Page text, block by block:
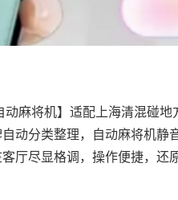
动麻将机】适配上海清混碰
动分类整理，自动麻将机静
厅尽显格调，操作便捷，还